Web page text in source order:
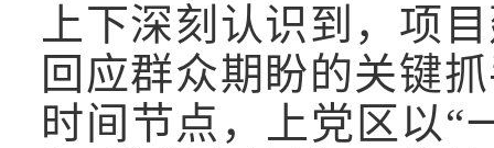
上下深刻认识到，项
回应群众期盼的关键
时间节点，上党区以“